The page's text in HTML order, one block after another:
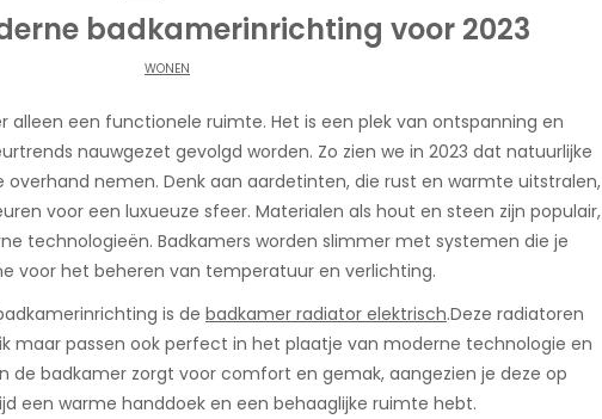
badkamerinrichting voor 2023
WONEN
alleen een functionele ruimte. Het is een plek van ontspanning en
nauwgezet gevolgd worden. Zo zien we in 2023 dat natuurlijke
nemen. Denk aan aardetinten, die rust en warmte uitstralen,
voor een luxueuze sfeer. Materialen als hout en steen zijn populair,
technologieën. Badkamers worden slimmer met systemen die je
voor het beheren van temperatuur en verlichting.
is de badkamer radiator elektrisch.Deze radiatoren
maar passen ook perfect in het plaatje van moderne technologie en
de badkamer zorgt voor comfort en gemak, aangezien je deze op
een warme handdoek en een behaaglijke ruimte hebt.